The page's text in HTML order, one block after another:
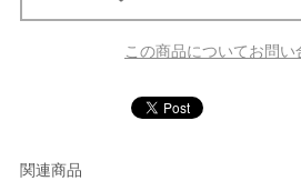
この商品についてお問い
関連商品